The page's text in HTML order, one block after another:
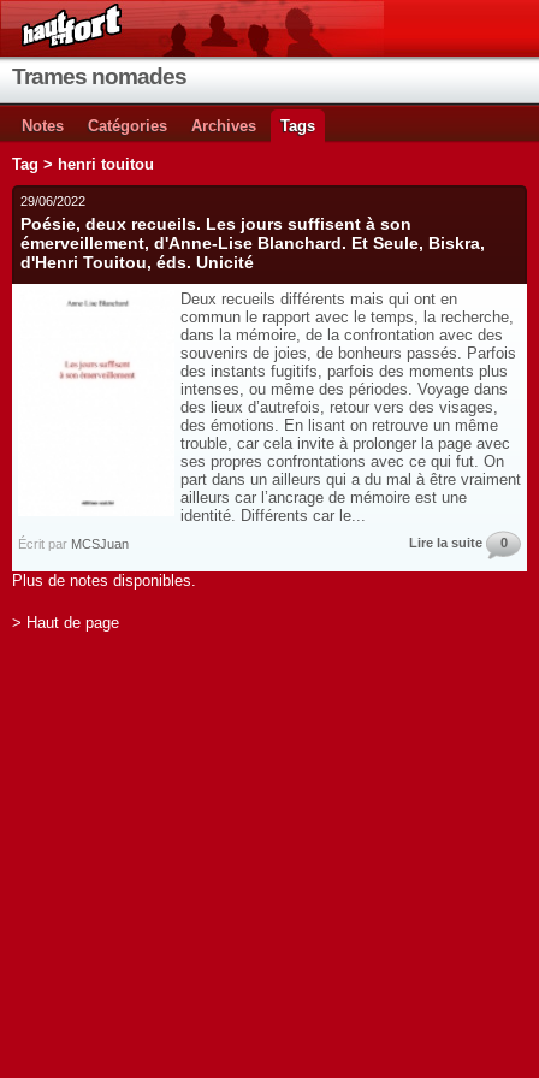
Trames nomades
Notes Catégories Archives Tags
Tag > henri touitou
29/06/2022
Poésie, deux recueils. Les jours suffisent à son
émerveillement, d'Anne-Lise Blanchard. Et Seule, Biskra,
d'Henri Touitou, éds. Unicité
Deux recueils différents mais qui ont en
commun le rapport avec le temps, la recherche,
dans la mémoire, de la confrontation avec des
souvenirs de joies, de bonheurs passés. Parfois
des instants fugitifs, parfois des moments plus
intenses, ou même des périodes. Voyage dans
des lieux d’autrefois, retour vers des visages,
des émotions. En lisant on retrouve un même
trouble, car cela invite à prolonger la page avec
ses propres confrontations avec ce qui fut. On
part dans un ailleurs qui a du mal à être vraiment
ailleurs car l’ancrage de mémoire est une
identité. Différents car le...
Écrit par MCSJuan Lire la suite 0
Plus de notes disponibles.
> Haut de page